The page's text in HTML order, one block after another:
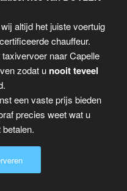
altijd het juiste voertuig
chauffeur.
naar Capelle
zodat u nooit teveel
een vaste prijs bieden
precies weet wat u